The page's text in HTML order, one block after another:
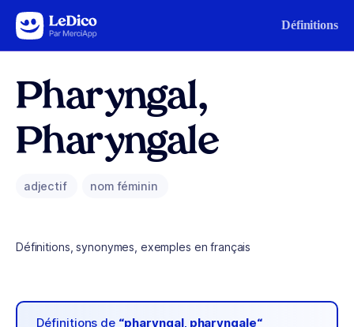
Aller au contenu Définitions
Pharyngal,
Pharyngale
adjectif nom féminin
Définitions, synonymes, exemples en français
Définitions de “pharyngal, pharyngale“